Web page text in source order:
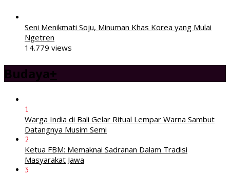
Seni Menikmati Soju, Minuman Khas Korea yang Mulai
Ngetren
14.779 views
Budaya+
1
Warga India di Bali Gelar Ritual Lempar Warna Sambut
Datangnya Musim Semi
2
Ketua FBM: Memaknai Sadranan Dalam Tradisi
Masyarakat Jawa
3